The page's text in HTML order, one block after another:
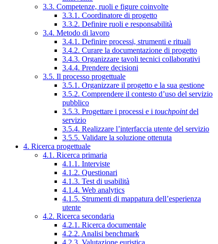
3.3. Competenze, ruoli e figure coinvolte
3.3.1. Coordinatore di progetto
3.3.2. Definire ruoli e responsabilità
3.4. Metodo di lavoro
3.4.1. Definire processi, strumenti e rituali
3.4.2. Curare la documentazione di progetto
3.4.3. Organizzare tavoli tecnici collaborativi
3.4.4. Prendere decisioni
3.5. Il processo progettuale
3.5.1. Organizzare il progetto e la sua gestione
3.5.2. Comprendere il contesto d’uso del servizio
pubblico
3.5.3. Progettare i processi e i touchpointdel
servizio
3.5.4. Realizzare l’interfaccia utente del servizio
3.5.5. Validare la soluzione ottenuta
4. Ricerca progettuale
4.1. Ricerca primaria
4.1.1. Interviste
4.1.2. Questionari
4.1.3. Test di usabilità
4.1.4. Web analytics
4.1.5. Strumenti di mappatura dell’esperienza
utente
4.2. Ricerca secondaria
4.2.1. Ricerca documentale
4.2.2. Analisi benchmark
4.2.3. Valutazione euristica